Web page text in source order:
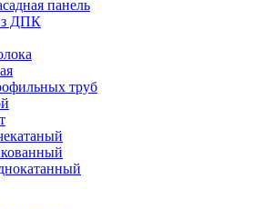
панель
ДПК
труб